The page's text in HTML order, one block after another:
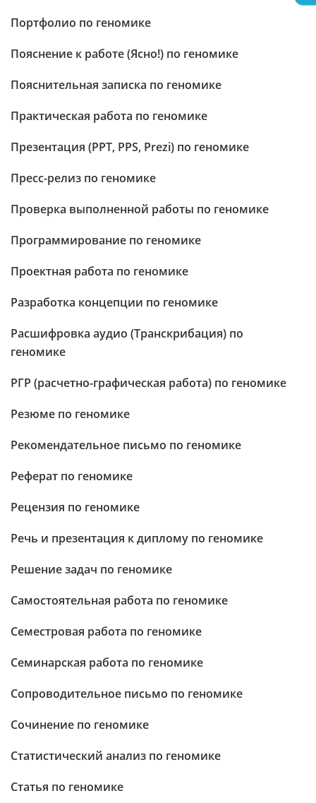
Портфолио по геномике
Пояснение к работе (Ясно!) по геномике
Пояснительная записка по геномике
Практическая работа по геномике
Презентация (PPT, PPS, Prezi) по геномике
Пресс-релиз по геномике
Проверка выполненной работы по геномике
Программирование по геномике
Проектная работа по геномике
Разработка концепции по геномике
Расшифровка аудио (Транскрибация) по
геномике
РГР (расчетно-графическая работа) по геномике
Резюме по геномике
Рекомендательное письмо по геномике
Реферат по геномике
Рецензия по геномике
Речь и презентация к диплому по геномике
Решение задач по геномике
Самостоятельная работа по геномике
Семестровая работа по геномике
Семинарская работа по геномике
Сопроводительное письмо по геномике
Сочинение по геномике
Статистический анализ по геномике
Статья по геномике